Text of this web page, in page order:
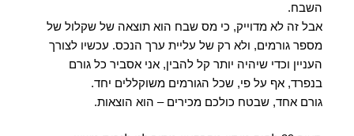
השבח.
אבל זה לא מדוייק, כי מס שבח הוא תוצאה של שקלול של
מספר גורמים, ולא רק של עליית ערך הנכס. עכשיו לצורך
העניין וכדי שיהיה יותר קל להבין, אני אסביר כל גורם
בנפרד, אף על פי, שכל הגורמים משוקללים יחד.
גורם אחד, שבטח כולכם מכירים – הוא הוצאות.